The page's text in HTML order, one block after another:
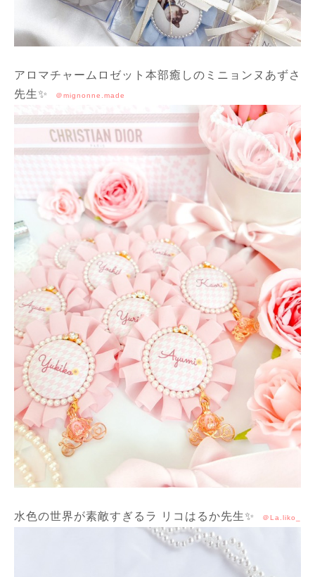
アロマチャームロゼット本部癒しのミニョンヌあずさ
先生✨
＠mignonne.made
水色の世界が素敵すぎるラ リコはるか先生✨ ＠La.liko_